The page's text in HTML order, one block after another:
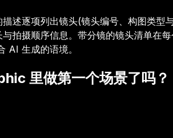
述逐项列出镜头(镜头编号、构图类
拍摄顺序信息。带分镜的镜头清单在
AI 生成的语境。
里做第一个场景了吗？